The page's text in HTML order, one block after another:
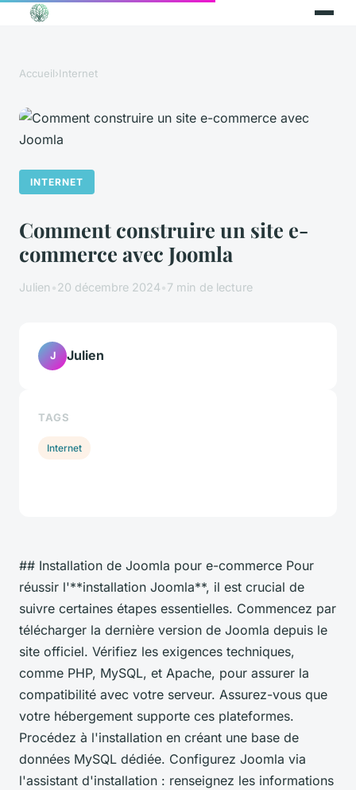
Accueil›Internet
INTERNET
Comment construire un site e-
commerce avec Joomla
Julien •20 décembre 2024•7 min de lecture
## Installation de Joomla pour e-commerce Pour
réussir l'**installation Joomla**, il est crucial de
suivre certaines étapes essentielles. Commencez par
télécharger la dernière version de Joomla depuis le
site officiel. Vérifiez les exigences techniques,
comme PHP, MySQL, et Apache, pour assurer la
compatibilité avec votre serveur. Assurez-vous que
votre hébergement supporte ces plateformes.
Procédez à l'installation en créant une base de
données MySQL dédiée. Configurez Joomla via
l'assistant d'installation : renseignez les informations
J Julien
TAGS
Internet